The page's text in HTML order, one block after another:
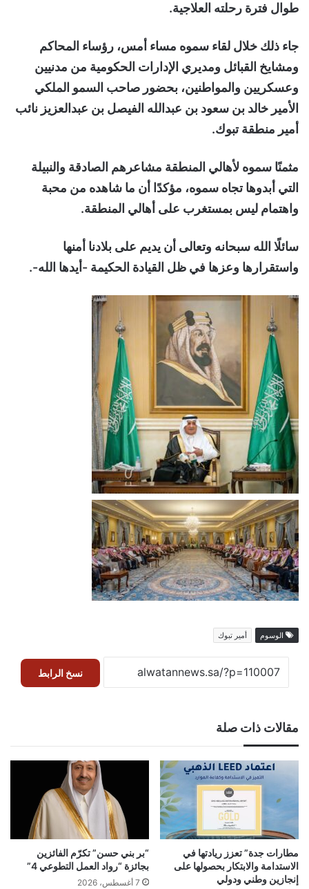
طوال فترة رحلته العلاجية.
جاء ذلك خلال لقاء سموه مساء أمس، رؤساء المحاكم
ومشايخ القبائل ومديري الإدارات الحكومية من مدنيين
وعسكريين والمواطنين، بحضور صاحب السمو الملكي
الأمير خالد بن سعود بن عبدالله الفيصل بن عبدالعزيز نائب
أمير منطقة تبوك.
مثمنًا سموه لأهالي المنطقة مشاعرهم الصادقة والنبيلة
التي أبدوها تجاه سموه، مؤكدًا أن ما شاهده من محبة
واهتمام ليس بمستغرب على أهالي المنطقة.
سائلًا الله سبحانه وتعالى أن يديم على بلادنا أمنها
واستقرارها وعزها في ظل القيادة الحكيمة -أيدها الله-.
الوسوم أمير تبوك
نسخ الرابط
مقالات ذات صلة
مطارات جدة” تعزز ريادتها في
الاستدامة والابتكار بحصولها على
إنجازين وطني ودولي
“بر بني حسن” تكرّم الفائزين
بجائزة “رواد العمل التطوعي 4”
7 أغسطس، 2026